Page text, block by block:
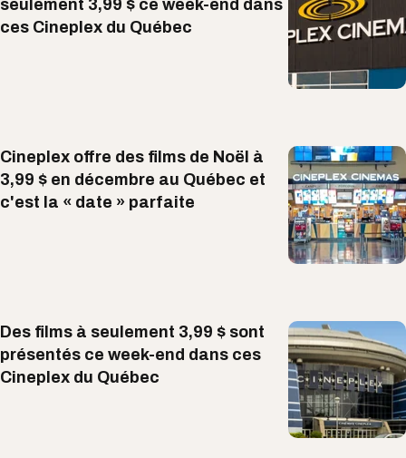
seulement 3,99 $ ce week-end dans
ces Cineplex du Québec
Cineplex offre des films de Noël à
3,99 $ en décembre au Québec et
c'est la « date » parfaite
Des films à seulement 3,99 $ sont
présentés ce week-end dans ces
Cineplex du Québec